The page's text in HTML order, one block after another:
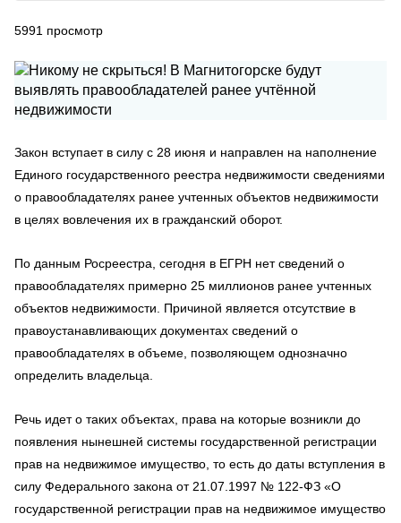
5991 просмотр
Закон вступает в силу с 28 июня и направлен на наполнение
Единого государственного реестра недвижимости сведениями
о правообладателях ранее учтенных объектов недвижимости
в целях вовлечения их в гражданский оборот.
По данным Росреестра, сегодня в ЕГРН нет сведений о
правообладателях примерно 25 миллионов ранее учтенных
объектов недвижимости. Причиной является отсутствие в
правоустанавливающих документах сведений о
правообладателях в объеме, позволяющем однозначно
определить владельца.
Речь идет о таких объектах, права на которые возникли до
появления нынешней системы государственной регистрации
прав на недвижимое имущество, то есть до даты вступления в
силу Федерального закона от 21.07.1997 № 122-ФЗ «О
государственной регистрации прав на недвижимое имущество